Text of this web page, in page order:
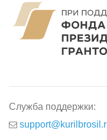
Служба поддержки: